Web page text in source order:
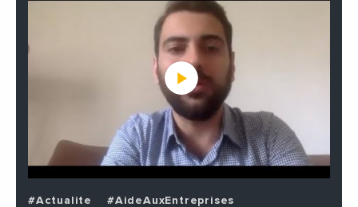
#Actualite
#AideAuxEntreprises